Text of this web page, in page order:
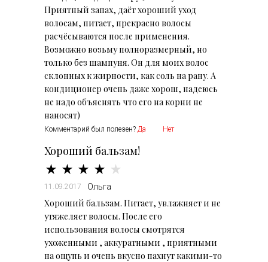
Приятный запах, даёт хороший уход
волосам, питает, прекрасно волосы
расчёсываются после применения.
Возможно возьму полноразмерный, но
только без шампуня. Он для моих волос
склонных к жирности, как соль на рану. А
кондиционер очень даже хорош, надеюсь
не надо объяснять что его на корни не
наносят)
Комментарий был полезен? Да Нет
Хороший бальзам!
11.09.2017 Ольга
Хороший бальзам. Питает, увлажняет и не
утяжеляет волосы. После его
использования волосы смотрятся
ухоженными , аккуратными , приятными
на ощупь и очень вкусно пахнут какими-то